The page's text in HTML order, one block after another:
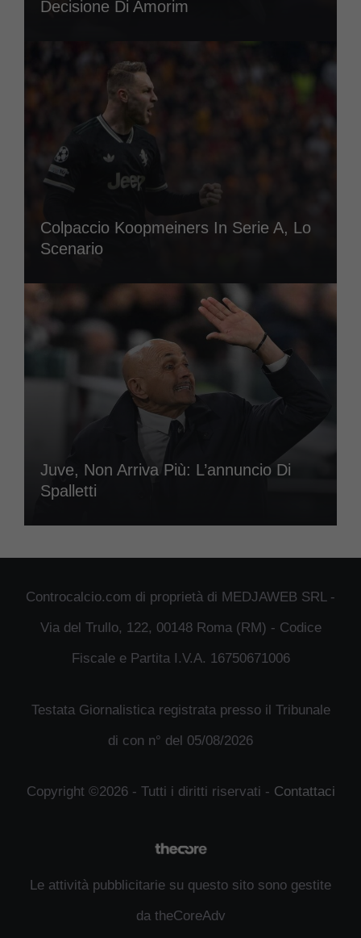
Decisione Di Amorim
Colpaccio Koopmeiners In Serie A, Lo
Scenario
Juve, Non Arriva Più: L’annuncio Di
Spalletti
Controcalcio.com di proprietà di MEDJAWEB SRL -
Via del Trullo, 122, 00148 Roma (RM) - Codice
Fiscale e Partita I.V.A. 16750671006
Testata Giornalistica registrata presso il Tribunale
di con n° del 05/08/2026
Copyright ©2026 - Tutti i diritti riservati - Contattaci
Le attività pubblicitarie su questo sito sono gestite
da theCoreAdv